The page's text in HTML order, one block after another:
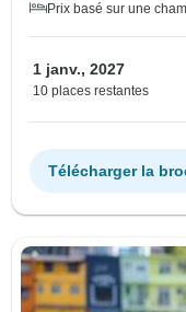
Prix basé sur une
1 janv., 2027
10 places restantes
Télécharger la